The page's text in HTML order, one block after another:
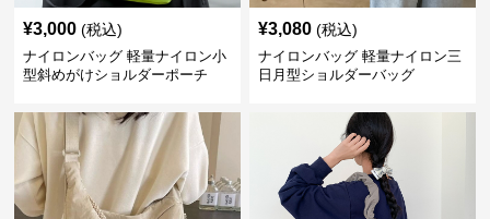
¥3,000 (税込)
ナイロンバッグ 軽量ナイロン小
型斜めがけショルダーポーチ
¥3,080 (税込)
ナイロンバッグ 軽量ナイロン三
日月型ショルダーバッグ